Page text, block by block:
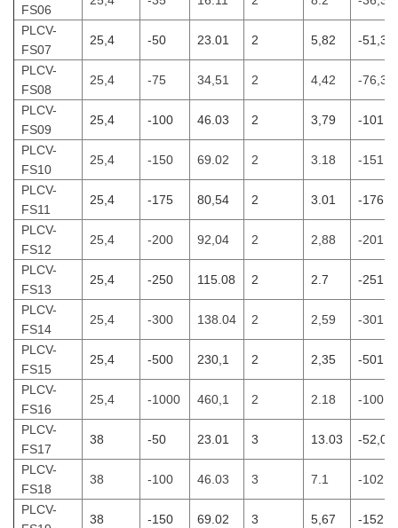
FS06
PLCV-
FS07
25,4 -50 23.01 2 5,82 -51,38
PLCV-
FS08
25,4 -75 34,51 2 4,42 -76,38
PLCV-
FS09
25,4 -100 46.03 2 3,79 -
PLCV-
FS10
25,4 -150 69.02 2 3.18 -
PLCV-
FS11
25,4 -175 80,54 2 3.01 -
PLCV-
FS12
25,4 -200 92,04 2 2,88 -
PLCV-
FS13
25,4 -250 115.08 2 2.7 -251,5
PLCV-
FS14
25,4 -300 138.04 2 2,59 -
PLCV-
FS15
25,4 -500 230,1 2 2,35 -501,5
PLCV-
FS16
25,4 -1000 460,1 2 2.18 -
PLCV-
FS17
38 -50 23.01 3 13.03 -52,07
PLCV-
FS18
38 -100 46.03 3 7.1 -102,1
PLCV-
38 -150 69.02 3 5,67 -